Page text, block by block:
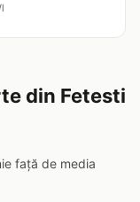
l
din Fetesti
față de media